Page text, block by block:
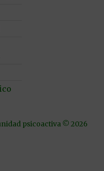
psicoactiva © 2026